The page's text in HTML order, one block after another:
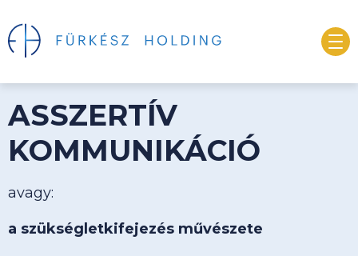
ASSZERTÍV
KOMMUNIKÁCIÓ
avagy:
a szükségletkifejezés művészete